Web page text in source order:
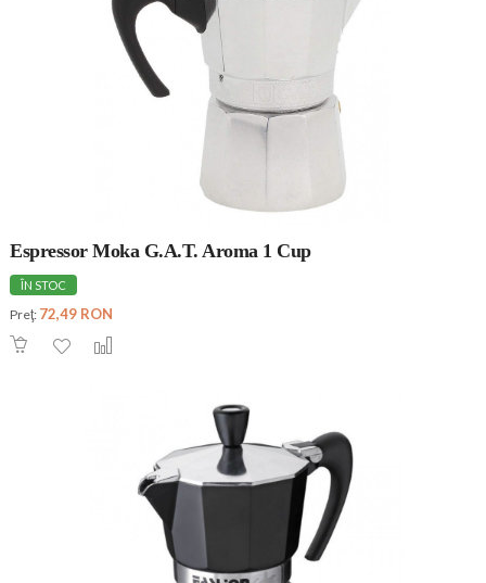
Espressor Moka G.A.T. Aroma 1 Cup
ÎN STOC
Preţ: 72,49 RON